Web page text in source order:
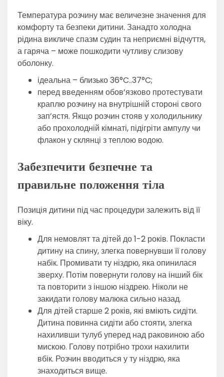
Температура розчину має величезне значення для
комфорту та безпеки дитини. Занадто холодна
рідина викличе спазм судин та неприємні відчуття,
а гаряча – може пошкодити чутливу слизову
оболонку.
ідеальна – близько 36°C..37°C;
перед введенням обов’язково протестувати
краплю розчину на внутрішній стороні свого
зап’ястя. Якщо розчин стояв у холодильнику
або прохолодній кімнаті, підігріти ампулу чи
флакон у склянці з теплою водою.
Забезпечити безпечне та
правильне положення тіла
Позиція дитини під час процедури залежить від її
віку.
Для немовлят та дітей до 1-2 років. Покласти
дитину на спину, злегка повернувши її голову
набік. Промивати ту ніздрю, яка опинилася
зверху. Потім повернути голову на інший бік
та повторити з іншою ніздрею. Ніколи не
закидати голову малюка сильно назад.
Для дітей старше 2 років, які вміють сидіти.
Дитина повинна сидіти або стояти, злегка
нахиливши тулуб уперед над раковиною або
мискою. Голову потрібно трохи нахилити
вбік. Розчин вводиться у ту ніздрю, яка
знаходиться вище.